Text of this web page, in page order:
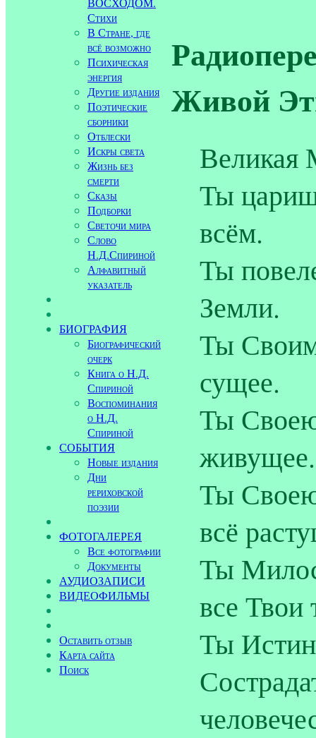
Стихи
В Стране, где
всё возможно
Психическая
энергия
Другие издания
Поэтические
сборники
Отблески
Искры света
Жизнь без
смерти
Сказы
Подборки
Светочи мира
Слово
Н.Д.Спириной
Алфавитный
указатель
БИОГРАФИЯ
Биографический
очерк
Книга о Н.Д.
Спириной
Воспоминания
о Н.Д.
Спириной
СОБЫТИЯ
Новые издания
Дни
рериховской
поэзии
ФОТОГАЛЕРЕЯ
Все фотографии
Документы
АУДИОЗАПИСИ
ВИДЕОФИЛЬМЫ
Оставить отзыв
Карта сайта
Поиск
Живой
Великая
Ты
всём.
Ты
Земли.
Ты
сущее.
Ты
живущее.
Ты
всё
Ты
все Твои
Ты